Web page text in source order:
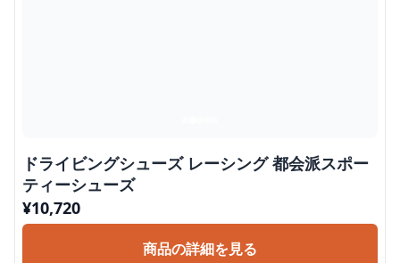
ドライビングシューズ レーシング 都会派スポー
ティーシューズ
¥10,720
商品の詳細を見る